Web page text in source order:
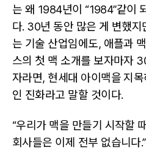
는 왜 1984년이 “1984”같이
다. 30년 동안 많은 게 변했지
는 기술 산업임에도, 애플과
스의 첫 맥 소개를 보자마자
자라면, 현세대 아이맥을 지
인 진화라고 말할 것이다.
“우리가 맥을 만들기 시작할
회사들은 이제 전부 없습니다